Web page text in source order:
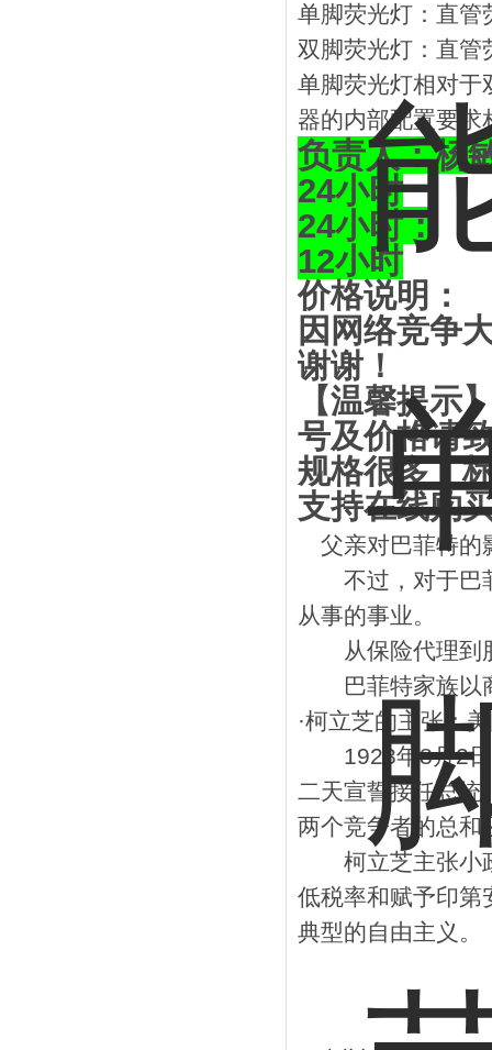
单脚荧光灯：直管
双脚荧光灯：直管
单脚荧光灯相对于
器的内部配置要求
负责人：杨
24小时
24小时：
12小时
价格说明：
因网络竞争
谢谢！
【温馨提示
号及价格请
规格很多，
支持在线购
父亲对巴菲特的
不过，对于巴菲
从事的事业。
从保险代理到
巴菲特家族以商
·柯立芝的主张：
1923年8月2日
二天宣誓接任总统
两个竞争者的总和
柯立芝主张小政
低税率和赋予印第
典型的自由主义。